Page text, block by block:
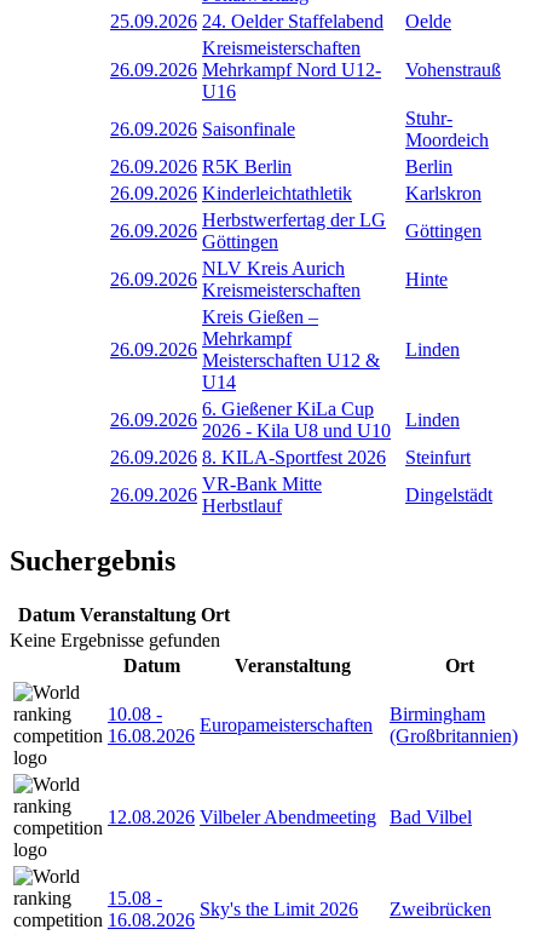
25.09.2026 24. Oelder Staffelabend Oelde
26.09.2026
Kreismeisterschaften
Mehrkampf Nord U12-
U16
Vohenstrauß
26.09.2026 Saisonfinale
Stuhr-
Moordeich
26.09.2026 R5K Berlin
Berlin
26.09.2026 Kinderleichtathletik
Karlskron
26.09.2026
Herbstwerfertag der LG
Göttingen
Göttingen
26.09.2026
NLV Kreis Aurich
Kreismeisterschaften
Hinte
26.09.2026
Kreis Gießen –
Mehrkampf
Meisterschaften U12 &
U14
Linden
26.09.2026
6. Gießener KiLa Cup
2026 - Kila U8 und U10
Linden
26.09.2026 8. KILA-Sportfest 2026
Steinfurt
26.09.2026
VR-Bank Mitte
Herbstlauf
Dingelstädt
Suchergebnis
Datum Veranstaltung Ort
Keine Ergebnisse gefunden
Datum
Veranstaltung Ort
10.08 -
16.08.2026
Europameisterschaften
Birmingham
(Großbritannien)
12.08.2026 Vilbeler Abendmeeting Bad Vilbel
15.08 -
16.08.2026
Sky's the Limit 2026 Zweibrücken